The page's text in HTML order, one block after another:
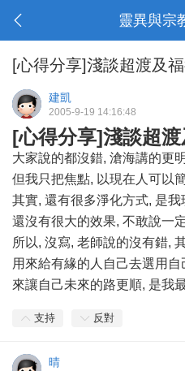
靈異與宗
[心得分享]淺談超渡及
建凱
2005-9-19 14:16:48
[心得分享]淺談超
大家說的都沒錯, 滄海講的更
但我只把焦點, 以現在人可以
其實, 還有很多淨化方式, 是
還沒有很大的效果, 不敢說一
所以, 沒寫, 老師說的沒有錯,
用來給有緣的人自己去選用
來讓自己未來的路更順, 是我
支持 反對
晴